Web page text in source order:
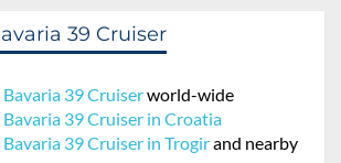
39 Cruiser
Bavaria 39 Cruiserworld-wide
Bavaria 39 Cruiser in Croatia
Bavaria 39 Cruiser in Trogirand nearby